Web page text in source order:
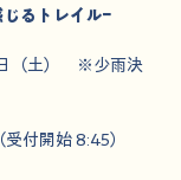
るトレイルｰ
（土）　※少雨決
付開始 8:45）